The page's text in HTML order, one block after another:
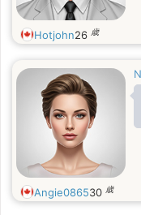
Hotjohn26 歳
Angie086530 歳